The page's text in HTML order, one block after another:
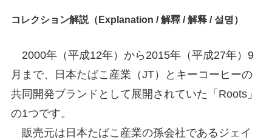
コレクション解説（Explanation / 解釋 / 解释 / 설명）
2000年（平成12年）から2015年（平成27年）9
月まで、日本たばこ産業（JT）とキーコーヒーの
共同開発ブランドとして展開されていた「Roots」
の1つです。
販売元は日本たばこ産業の孫会社であるジェイ